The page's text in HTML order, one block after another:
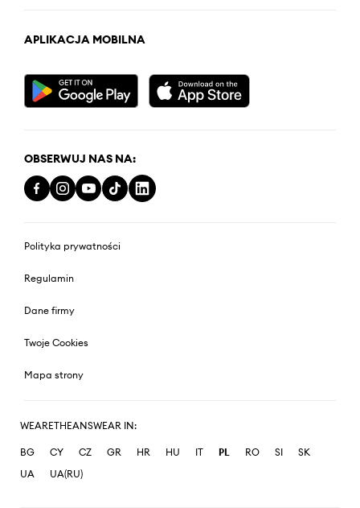
APLIKACJA MOBILNA
OBSERWUJ NAS NA:
Polityka prywatności
Regulamin
Dane firmy
Twoje Cookies
Mapa strony
WEARETHEANSWEAR IN:
BG CY CZ GR HR HU IT PL RO SI
SK
UA
UA(RU)